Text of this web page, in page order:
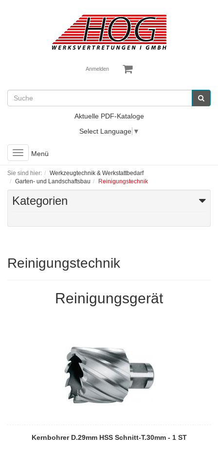
Anmelden
Aktuelle PDF-Kataloge
Select Language ▼
Toggle
navigation
Menü
Sie sind hier:
Werkzeugtechnik & Werkstattbedarf
Garten- und Landschaftsbau
Reinigungstechnik
Kategorien
Reinigungstechnik
Reinigungsgerät
Kernbohrer D.29mm HSS Schnitt-T.30mm - 1 ST